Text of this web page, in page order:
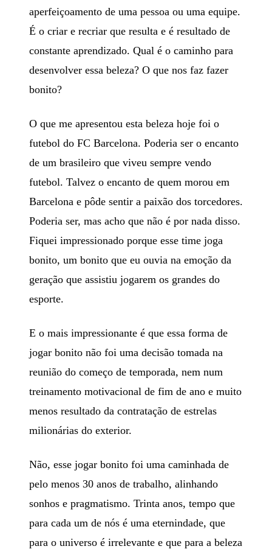
aperfeiçoamento de uma pessoa ou uma equipe.
É o criar e recriar que resulta e é resultado de
constante aprendizado. Qual é o caminho para
desenvolver essa beleza? O que nos faz fazer
bonito?
O que me apresentou esta beleza hoje foi o
futebol do FC Barcelona. Poderia ser o encanto
de um brasileiro que viveu sempre vendo
futebol. Talvez o encanto de quem morou em
Barcelona e pôde sentir a paixão dos torcedores.
Poderia ser, mas acho que não é por nada disso.
Fiquei impressionado porque esse time joga
bonito, um bonito que eu ouvia na emoção da
geração que assistiu jogarem os grandes do
esporte.
E o mais impressionante é que essa forma de
jogar bonito não foi uma decisão tomada na
reunião do começo de temporada, nem num
treinamento motivacional de fim de ano e muito
menos resultado da contratação de estrelas
milionárias do exterior.
Não, esse jogar bonito foi uma caminhada de
pelo menos 30 anos de trabalho, alinhando
sonhos e pragmatismo. Trinta anos, tempo que
para cada um de nós é uma eternindade, que
para o universo é irrelevante e que para a beleza